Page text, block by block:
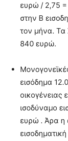
ευρώ / 2,75 =
στην Β
τον μήνα. Τα
840 ευρώ.
εισόδημα
οικογένειας
ισοδύναμο
ευρώ . Άρα η